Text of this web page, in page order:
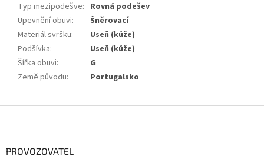
Typ mezipodešve: Rovná podešev
Upevnění obuvi:
Šněrovací
Materiál svršku:
Useň (kůže)
Podšívka:
Useň (kůže)
Šířka obuvi:
G
Země původu: Portugalsko
PROVOZOVATEL